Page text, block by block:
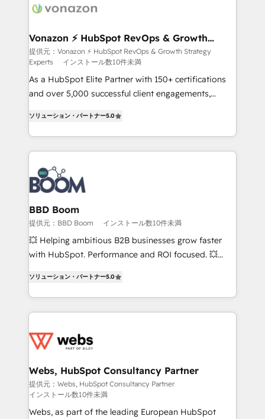
day one, our team takes the time to deeply
strategies that deliver impactful results. Our mission
is to empower you to unlock HubSpot’s full potential
—faster. Through expert training, unmatched
responsiveness, and ongoing support, we equip
your team to adopt new systems with confidence
customer engagement.
Vonazon ⚡ HubSpot RevOps & Growth
Strategy Experts
提供元：Vonazon ⚡ HubSpot RevOps & Growth Strategy
Experts
インストール数10件未満
As a HubSpot Elite Partner with 150+ certifications
and over 5,000 successful client engagements,
measurable, scalable growth. From onboarding to
enterprise-grade campaigns, our in-house team
builds scalable strategies that drive long-term
revenue. ⚙️ HubSpot Integration & Optimization •
Seamless CRM, CMS, and automation setup •
Complex platform migrations and data cleanups •
Custom APIs and third-party integrations 📈 End-to-
End Revenue Acceleration • Lifecycle marketing and
pipeline growth programs • Sales enablement tools
and CRM optimization • Retention strategies with
Execution • 750+ onboardings and 2,000+
implementations • Deep expertise across marketing,
ソリューション・パートナー5.0
BBD Boom
提供元：BBD Boom インストール数10件未満
💥 Helping ambitious B2B businesses grow faster
with HubSpot. Performance and ROI focused. 💥
to HubSpot Better. We work with your teams to
solve all your HubSpot challenges and improve user
adoption, sales process and marketing results.
the first time 🔧 Designing and optimising your
and build using HubSpot 🔌 Integrating HubSpot
with other systems 🎓 Training your teams to be
HubSpot pros 📊 Lead generation services using
HubSpot Why us? - SIX HubSpot Accreditations -
ソリューション・パートナー5.0
Webs, HubSpot Consultancy Partner
提供元：Webs, HubSpot Consultancy Partner
インストール数10件未満
Webs, as part of the leading European HubSpot